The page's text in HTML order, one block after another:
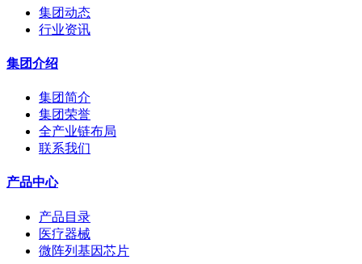
集团动态
行业资讯
集团介绍
集团简介
集团荣誉
全产业链布局
联系我们
产品中心
产品目录
医疗器械
微阵列基因芯片